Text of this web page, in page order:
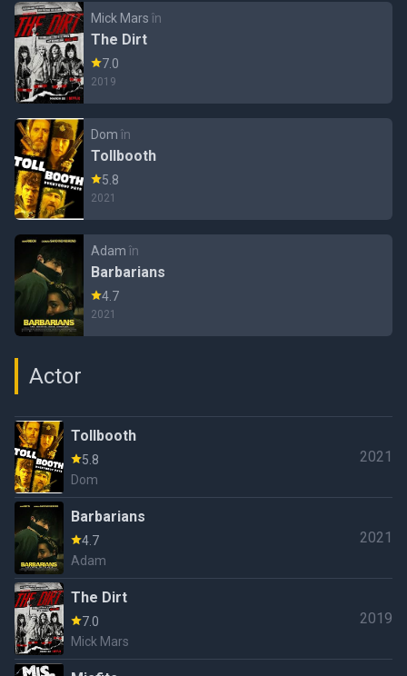
Mick Mars în
The Dirt
7.0
2019
Dom în
Tollbooth
5.8
2021
Adam în
Barbarians
4.7
2021
Actor
Tollbooth
5.8
Dom
2021
Barbarians
4.7
Adam
2021
The Dirt
7.0
Mick Mars
2019